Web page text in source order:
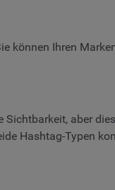
können Ihren
aber
Hashtag-Typen